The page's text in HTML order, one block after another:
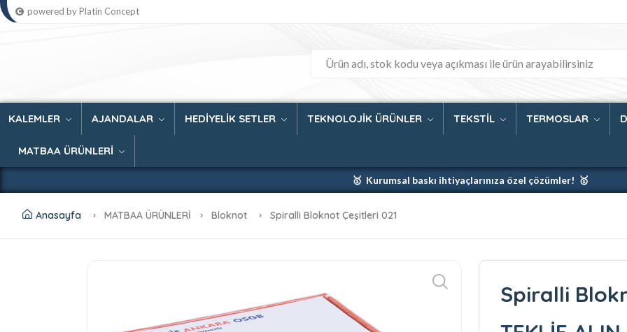
powered by Platin Concept
KALEMLER AJANDALAR HEDİYELİK SETLER TEKNOLOJİK ÜRÜNLER TEKSTİL TERMOSLAR
MATBAA ÜRÜNLERİ
🥇 Kurumsal baskı ihtiyaçlarınıza özel çözümler! 🥇
Anasayfa MATBAA ÜRÜNLERİ Bloknot Spiralli Bloknot Çeşitleri 021
Spiralli